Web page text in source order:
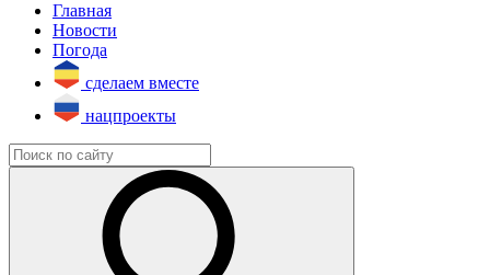
Главная
Новости
Погода
сделаем вместе
нацпроекты